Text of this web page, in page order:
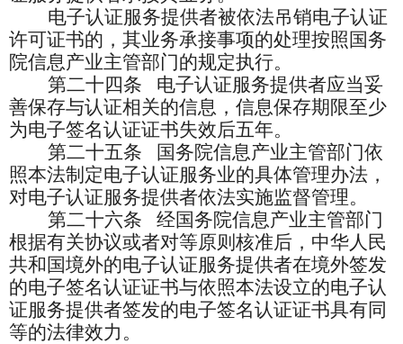
电子认证服务提供者被依法吊销电子认证
许可证书的，其业务承接事项的处理按照国务
院信息产业主管部门的规定执行。
第二十四条
电子认证服务提供者应当妥
善保存与认证相关的信息，信息保存期限至少
为电子签名认证证书失效后五年。
第二十五条
国务院信息产业主管部门依
照本法制定电子认证服务业的具体管理办法，
对电子认证服务提供者依法实施监督管理。
第二十六条
经国务院信息产业主管部门
根据有关协议或者对等原则核准后，中华人民
共和国境外的电子认证服务提供者在境外签发
的电子签名认证证书与依照本法设立的电子认
证服务提供者签发的电子签名认证证书具有同
等的法律效力。